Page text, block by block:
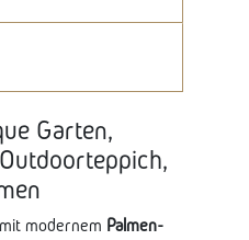
Garten,
modernem Palmen-